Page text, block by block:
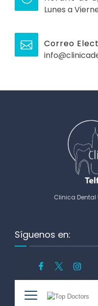
Lunes a
Correo
Clinica
Síguenos en: